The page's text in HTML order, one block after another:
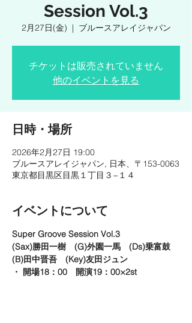
Session Vol.3
2月27日(金)
  |
ブルースアレイジャパン
チケットは販売されていません
他のイベントを見る
日時・場所
2026年2月27日 19:00
ブルースアレイジャパン, 日本、〒153-0063
東京都目黒区目黒１丁目３−１４
イベントについて
Super Groove Session Vol.3
(Sax)勝田一樹　(G)外園一馬　(Ds)乗富鼓
(B)田中晋吾　(Key)友田ジュン
・ 開場18：00　開演19：00×2st